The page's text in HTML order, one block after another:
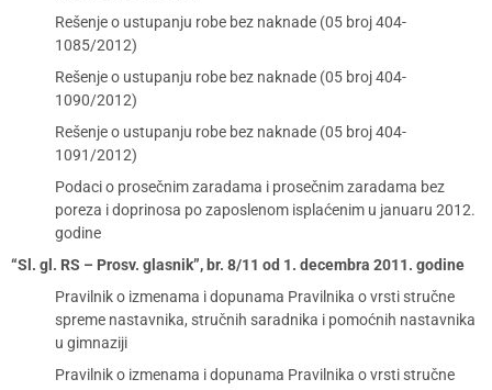
Rešenje o ustupanju robe bez naknade (05 broj 404-
1085/2012)
Rešenje o ustupanju robe bez naknade (05 broj 404-
1090/2012)
Rešenje o ustupanju robe bez naknade (05 broj 404-
1091/2012)
Podaci o prosečnim zaradama i prosečnim zaradama bez
poreza i doprinosa po zaposlenom isplaćenim u januaru 2012.
godine
“Sl. gl. RS – Prosv. glasnik”, br. 8/11 od 1. decembra 2011. godine
Pravilnik o izmenama i dopunama Pravilnika o vrsti stručne
spreme nastavnika, stručnih saradnika i pomoćnih nastavnika
u gimnaziji
Pravilnik o izmenama i dopunama Pravilnika o vrsti stručne